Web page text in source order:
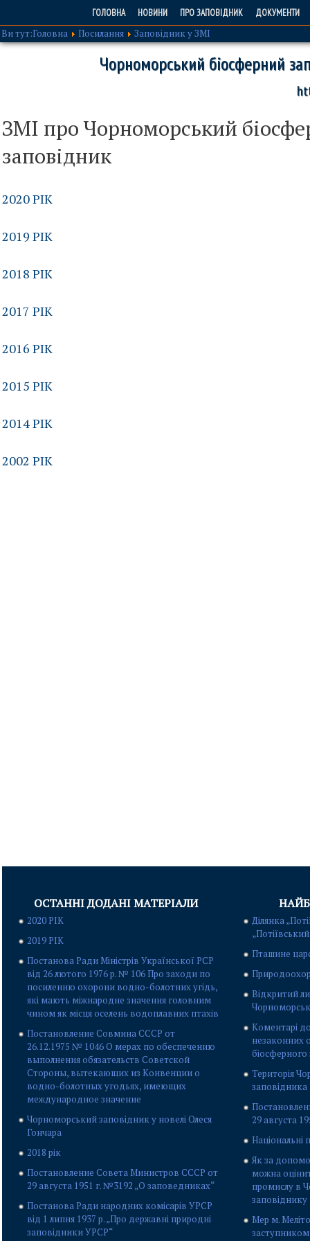
ГОЛОВНА НОВИНИ ПРО ЗАПОВІДНИК ДОКУМЕНТИ
Ви тут:Головна Посилання Заповідник у ЗМІ
Чорноморський біосферний
ЗМІ про Чорноморський
заповідник
2020 РІК
2019 РІК
2018 РІК
2017 РІК
2016 РІК
2015 РІК
2014 РІК
2002 РІК
ОСТАННІ ДОДАНІ МАТЕРІАЛИ
2020 РІК
2019 РІК
Постанова Ради Міністрів Української РСР
від 26 лютого 1976 р. № 106 Про заходи по
посиленню охорони водно-болотних угідь,
які мають міжнародне значення головним
чином як місця оселень водоплавних птахів
Постановление Совмина СССР от
26.12.1975 № 1046 О мерах по обеспечению
выполнения обязательств Советской
Стороны, вытекающих из Конвенции о
водно-болотных угодьях, имеющих
международное значение
Чорноморський заповідник у новелі Олеся
Гончара
2018 рік
Постановление Совета Министров СССР от
29 августа 1951 г. №3192 „О заповедниках“
Постанова Ради народних комісарів УРСР
від 1 липня 1937 р. „Про державні природні
заповідники УРСР“
Ділянка
Пташине
Відкритий
Коментарі
незаконних
Територія
заповідника
29 августа
Національні
Як за
можна
промислу в
заповіднику
Мер м.